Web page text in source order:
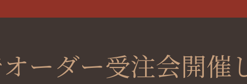
ーダー受注会開催